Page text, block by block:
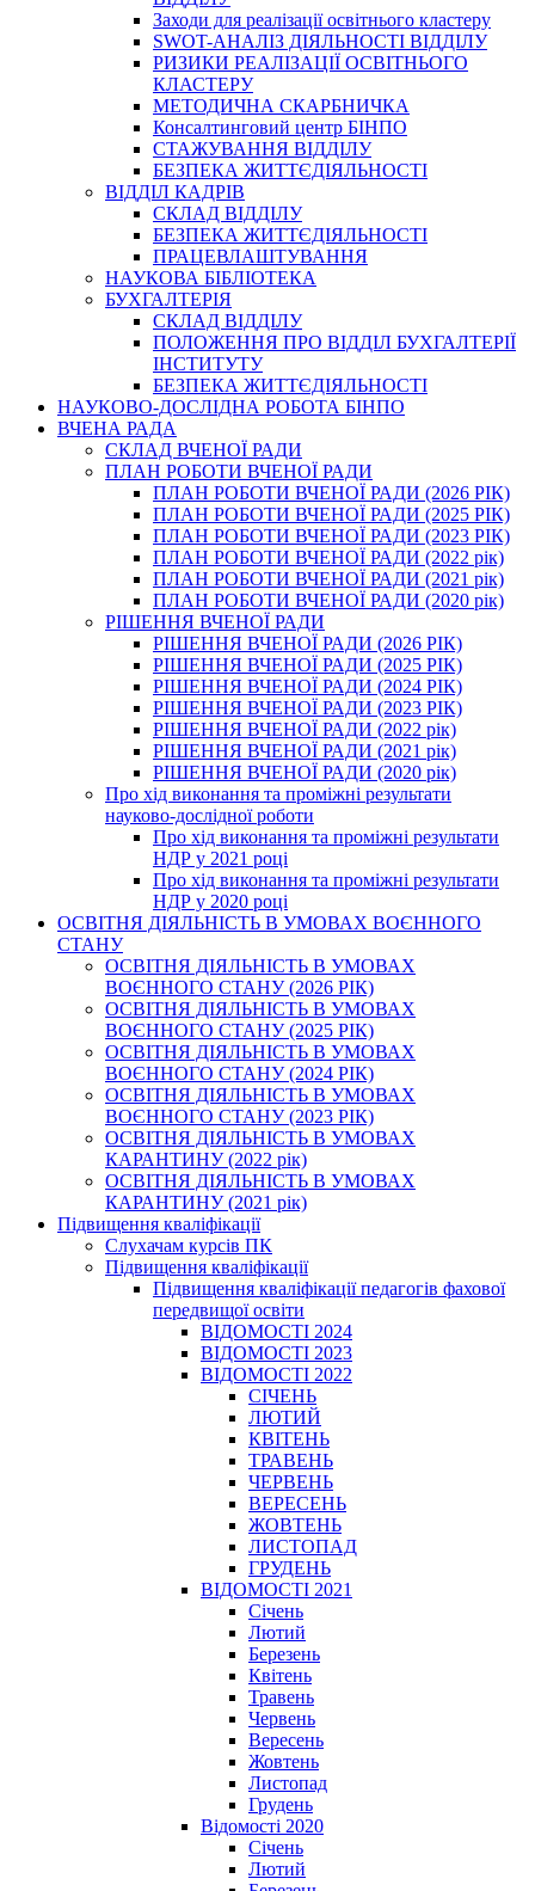
Заходи для реалізації освітнього кластеру
SWOT-АНАЛІЗ ДІЯЛЬНОСТІ ВІДДІЛУ
РИЗИКИ РЕАЛІЗАЦІЇ ОСВІТНЬОГО
КЛАСТЕРУ
МЕТОДИЧНА СКАРБНИЧКА
Консалтинговий центр БІНПО
СТАЖУВАННЯ ВІДДІЛУ
БЕЗПЕКА ЖИТТЄДІЯЛЬНОСТІ
ВІДДІЛ КАДРІВ
СКЛАД ВІДДІЛУ
БЕЗПЕКА ЖИТТЄДІЯЛЬНОСТІ
ПРАЦЕВЛАШТУВАННЯ
НАУКОВА БІБЛІОТЕКА
БУХГАЛТЕРІЯ
СКЛАД ВІДДІЛУ
ПОЛОЖЕННЯ ПРО ВІДДІЛ БУХГАЛТЕРІЇ
ІНСТИТУТУ
БЕЗПЕКА ЖИТТЄДІЯЛЬНОСТІ
НАУКОВО-ДОСЛІДНА РОБОТА БІНПО
ВЧЕНА РАДА
СКЛАД ВЧЕНОЇ РАДИ
ПЛАН РОБОТИ ВЧЕНОЇ РАДИ
ПЛАН РОБОТИ ВЧЕНОЇ РАДИ (2026 РІК)
ПЛАН РОБОТИ ВЧЕНОЇ РАДИ (2025 РІК)
ПЛАН РОБОТИ ВЧЕНОЇ РАДИ (2023 РІК)
ПЛАН РОБОТИ ВЧЕНОЇ РАДИ (2022 рік)
ПЛАН РОБОТИ ВЧЕНОЇ РАДИ (2021 рік)
ПЛАН РОБОТИ ВЧЕНОЇ РАДИ (2020 рік)
РІШЕННЯ ВЧЕНОЇ РАДИ
РІШЕННЯ ВЧЕНОЇ РАДИ (2026 РІК)
РІШЕННЯ ВЧЕНОЇ РАДИ (2025 РІК)
РІШЕННЯ ВЧЕНОЇ РАДИ (2024 РІК)
РІШЕННЯ ВЧЕНОЇ РАДИ (2023 РІК)
РІШЕННЯ ВЧЕНОЇ РАДИ (2022 рік)
РІШЕННЯ ВЧЕНОЇ РАДИ (2021 рік)
РІШЕННЯ ВЧЕНОЇ РАДИ (2020 рік)
Про хід виконання та проміжні результати
науково-дослідної роботи
Про хід виконання та проміжні результати
НДР у 2021 році
Про хід виконання та проміжні результати
НДР у 2020 році
ОСВІТНЯ ДІЯЛЬНІСТЬ В УМОВАХ ВОЄННОГО
СТАНУ
ОСВІТНЯ ДІЯЛЬНІСТЬ В УМОВАХ
ВОЄННОГО СТАНУ (2026 РІК)
ОСВІТНЯ ДІЯЛЬНІСТЬ В УМОВАХ
ВОЄННОГО СТАНУ (2025 РІК)
ОСВІТНЯ ДІЯЛЬНІСТЬ В УМОВАХ
ВОЄННОГО СТАНУ (2024 РІК)
ОСВІТНЯ ДІЯЛЬНІСТЬ В УМОВАХ
ВОЄННОГО СТАНУ (2023 РІК)
ОСВІТНЯ ДІЯЛЬНІСТЬ В УМОВАХ
КАРАНТИНУ (2022 рік)
ОСВІТНЯ ДІЯЛЬНІСТЬ В УМОВАХ
КАРАНТИНУ (2021 рік)
Підвищення кваліфікації
Слухачам курсів ПК
Підвищення кваліфікації
Підвищення кваліфікації педагогів фахової
передвищої освіти
ВІДОМОСТІ 2024
ВІДОМОСТІ 2023
ВІДОМОСТІ 2022
СІЧЕНЬ
ЛЮТИЙ
КВІТЕНЬ
ТРАВЕНЬ
ЧЕРВЕНЬ
ВЕРЕСЕНЬ
ЖОВТЕНЬ
ЛИСТОПАД
ГРУДЕНЬ
ВІДОМОСТІ 2021
Січень
Лютий
Березень
Квітень
Травень
Червень
Вересень
Жовтень
Листопад
Грудень
Відомості 2020
Січень
Лютий